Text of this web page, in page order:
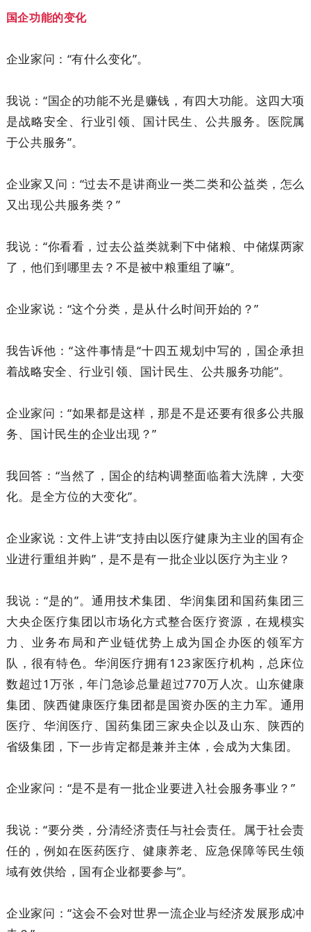
国企功能的变化
企业家问：“有什么变化”。
我说：“国企的功能不光是赚钱，有四大功能。这四大项
是战略安全、行业引领、国计民生、公共服务。医院属
于公共服务”。
企业家又问：“过去不是讲商业一类二类和公益类，怎么
又出现公共服务类？”
我说：“你看看，过去公益类就剩下中储粮、中储煤两家
了，他们到哪里去？不是被中粮重组了嘛”。
企业家说：“这个分类，是从什么时间开始的？”
我告诉他：“这件事情是“十四五规划中写的，国企承担
着战略安全、行业引领、国计民生、公共服务功能”。
企业家问：“如果都是这样，那是不是还要有很多公共服
务、国计民生的企业出现？”
我回答：“当然了，国企的结构调整面临着大洗牌，大变
化。是全方位的大变化”。
企业家说：文件上讲“支持由以医疗健康为主业的国有企
业进行重组并购”，是不是有一批企业以医疗为主业？
我说：“是的”。通用技术集团、华润集团和国药集团三
大央企医疗集团以市场化方式整合医疗资源，在规模实
力、业务布局和产业链优势上成为国企办医的领军方
队，很有特色。华润医疗拥有123家医疗机构，总床位
数超过1万张，年门急诊总量超过770万人次。山东健康
集团、陕西健康医疗集团都是国资办医的主力军。通用
医疗、华润医疗、国药集团三家央企以及山东、陕西的
省级集团，下一步肯定都是兼并主体，会成为大集团。
企业家问：“是不是有一批企业要进入社会服务事业？”
我说：“要分类，分清经济责任与社会责任。属于社会责
任的，例如在医药医疗、健康养老、应急保障等民生领
域有效供给，国有企业都要参与”。
企业家问：“这会不会对世界一流企业与经济发展形成冲